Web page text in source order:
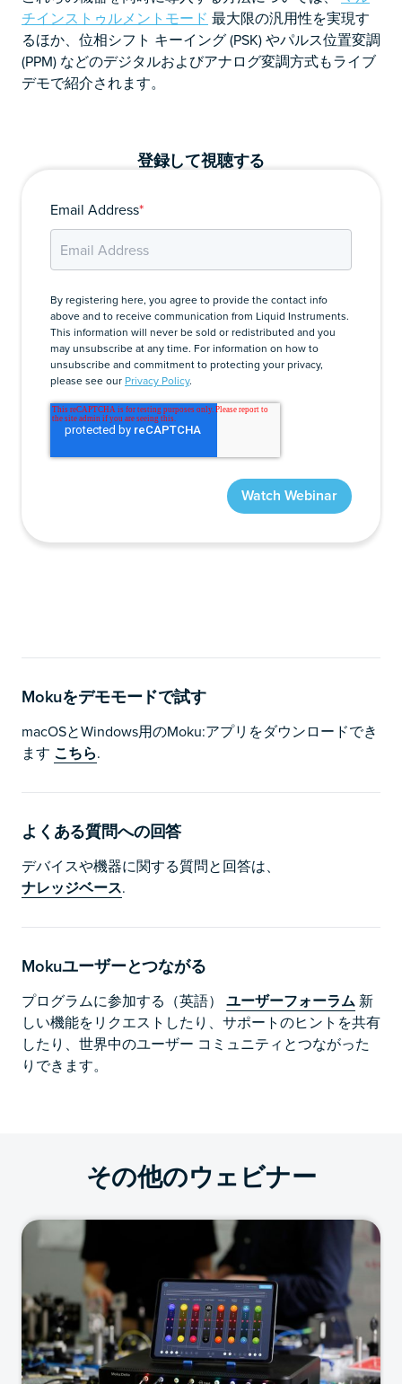
チインストゥルメントモード 最大限の汎用性を実現す
るほか、位相シフト キーイング (PSK) やパルス位置変調
(PPM) などのデジタルおよびアナログ変調方式もライブ
デモで紹介されます。
登録して視聴する
Email Address*
By registering here, you agree to provide the contact info
above and to receive communication from Liquid Instruments.
This information will never be sold or redistributed and you
may unsubscribe at any time. For information on how to
unsubscribe and commitment to protecting your privacy,
please see our Privacy Policy.
Mokuをデモモードで試す
macOSとWindows用のMoku:アプリをダウンロードでき
ます こちら.
よくある質問への回答
デバイスや機器に関する質問と回答は、
ナレッジベース.
Mokuユーザーとつながる
プログラムに参加する（英語） ユーザーフォーラム 新
しい機能をリクエストしたり、サポートのヒントを共有
したり、世界中のユーザー コミュニティとつながった
りできます。
その他のウェビナー